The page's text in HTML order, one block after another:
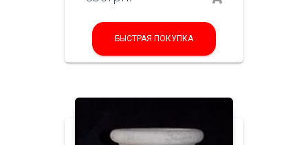
БЫСТРАЯ ПОКУПКА